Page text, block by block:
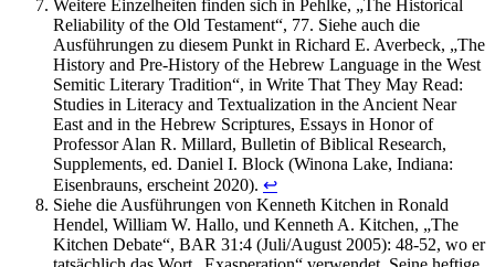
Weitere Einzelheiten finden sich in Pehlke, „The Historical
Reliability of the Old Testament“, 77. Siehe auch die
Ausführungen zu diesem Punkt in Richard E. Averbeck, „The
History and Pre-History of the Hebrew Language in the West
Semitic Literary Tradition“, in Write That They May Read:
Studies in Literacy and Textualization in the Ancient Near
East and in the Hebrew Scriptures, Essays in Honor of
Professor Alan R. Millard, Bulletin of Biblical Research,
Supplements, ed. Daniel I. Block (Winona Lake, Indiana:
Eisenbrauns, erscheint 2020). ↩︎
Siehe die Ausführungen von Kenneth Kitchen in Ronald
Hendel, William W. Hallo, und Kenneth A. Kitchen, „The
Kitchen Debate“, BAR 31:4 (Juli/August 2005): 48-52, wo er